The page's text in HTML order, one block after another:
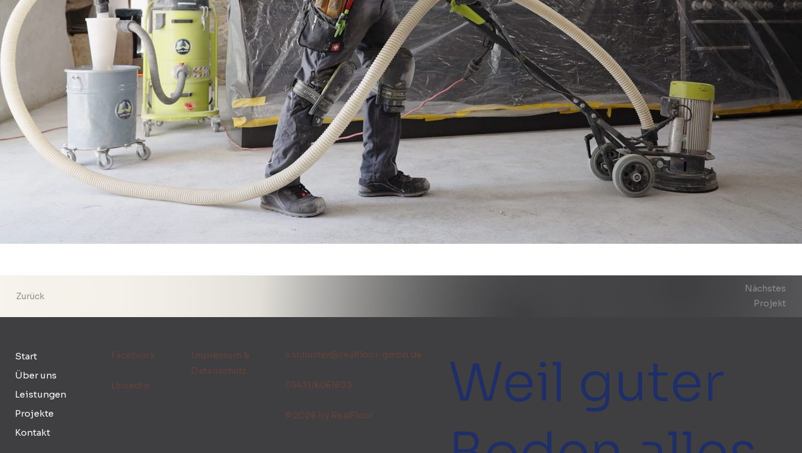
Zurück
Nächstes
Projekt
Start
Über uns
Leistungen
Projekte
Kontakt
Facebook
LinkedIn
Impressum &
Datenschutz
s.schuster@realfloor-gmbh.de
03431/6061603
© 2026 by RealFloor
Weil guter